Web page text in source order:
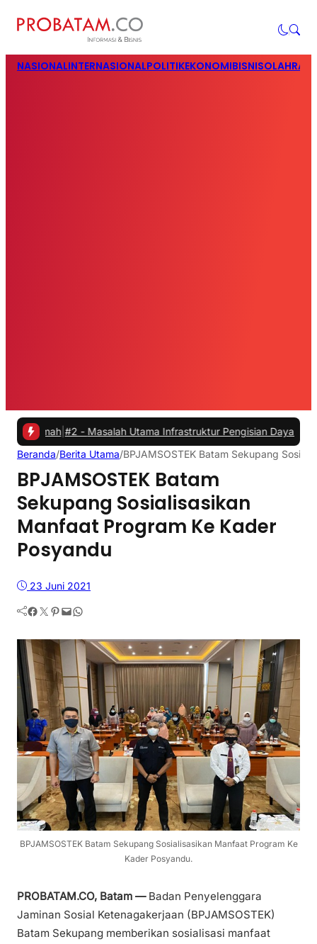
NASIONALINTERNASIONALPOLITIKEKONOMIBISNIS
#2 - Masalah Utama Infrastruktur Pengisian Daya untuk Mobil
Beranda/Berita Utama/BPJAMSOSTEK Batam Sekupang
BPJAMSOSTEK Batam
Sekupang Sosialisasikan
Manfaat Program Ke Kader
Posyandu
23 Juni 2021
Facebook Twitter Pinterest Mail WhatsApp
BPJAMSOSTEK Batam Sekupang Sosialisasikan Manfaat Program Ke
Kader Posyandu.
PROBATAM.CO, Batam — Badan Penyelenggara
Jaminan Sosial Ketenagakerjaan (BPJAMSOSTEK)
Batam Sekupang memberikan sosialisasi manfaat